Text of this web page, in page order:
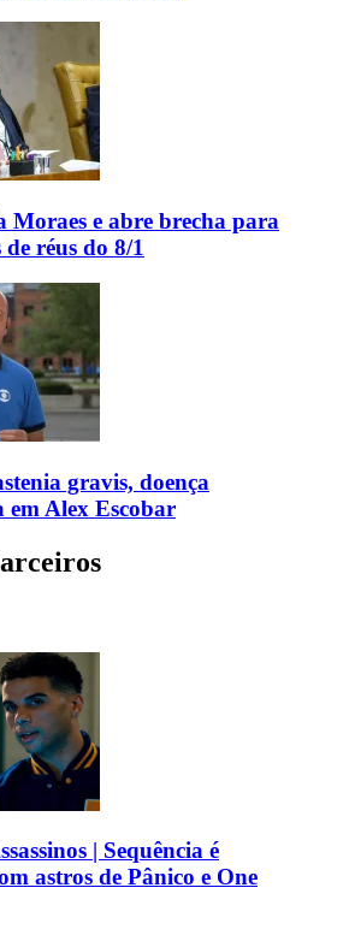
Moraes e abre brecha para
réus do 8/1
gravis, doença
em Alex Escobar
| Sequência é
astros de Pânico e One